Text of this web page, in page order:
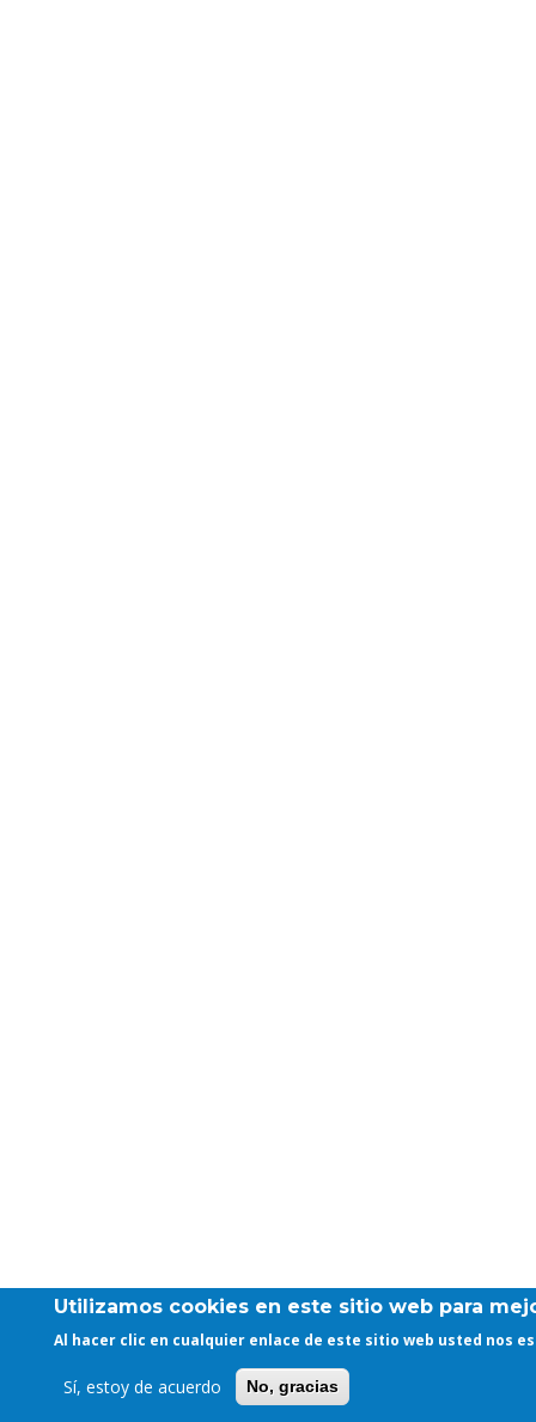
Utilizamos cookies en este sitio web para
Al hacer clic en cualquier enlace de este sitio web usted nos
Sí, estoy de acuerdo No, gracias